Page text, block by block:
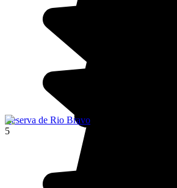
Reserva de Rio Bravo
5